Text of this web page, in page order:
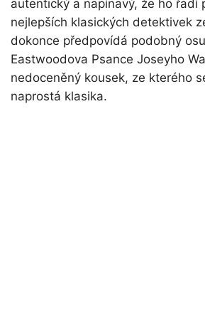
autentický a napínavý, že ho řadí
nejlepších klasických detektivek
dokonce předpovídá podobný
Eastwoodova Psance Joseyho
nedoceněný kousek, ze kterého
naprostá klasika.